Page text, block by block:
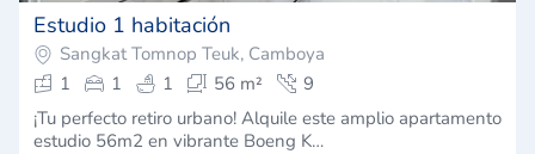
Estudio 1 habitación
Sangkat Tomnop Teuk, Camboya
1
1 1 56 m²
9
¡Tu perfecto retiro urbano! Alquile este amplio apartamento
estudio 56m2 en vibrante Boeng K…